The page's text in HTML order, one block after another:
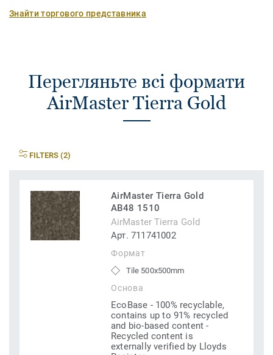
Знайти торгового представника
Перегляньте всі формати
AirMaster Tierra Gold
FILTERS (2)
AirMaster Tierra Gold
AB48 1510
AirMaster Tierra Gold
Арт. 711741002
Формат
Tile 500x500mm
Основа
EcoBase - 100% recyclable,
contains up to 91% recycled
and bio-based content -
Recycled content is
externally verified by Lloyds